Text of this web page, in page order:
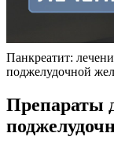
Панкреатит:
поджелудочной
Препараты